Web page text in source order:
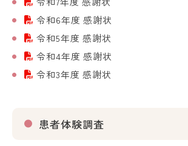
令和6年度 感謝状
令和5年度 感謝状
令和4年度 感謝状
令和3年度 感謝状
患者体験調査